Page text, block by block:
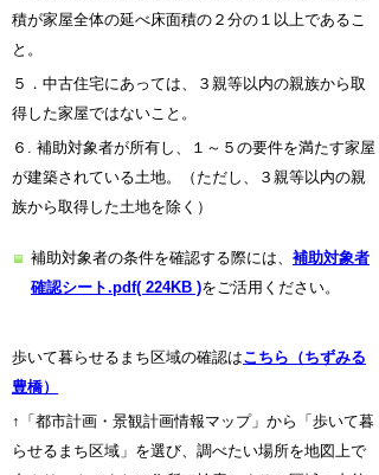
積が家屋全体の延べ床面積の２分の１以上であるこ
と。
５．中古住宅にあっては、３親等以内の親族から取
得した家屋ではないこと。
６. 補助対象者が所有し、１～５の要件を満たす家屋
が建築されている土地。（ただし、３親等以内の親
族から取得した土地を除く）
補助対象者の条件を確認する際には、 補助対象者
確認シート.pdf( 224KB )をご活用ください。
歩いて暮らせるまち区域の確認はこちら（ちずみる
豊橋）
↑「都市計画・景観計画情報マップ」から「歩いて暮
らせるまち区域」を選び、調べたい場所を地図上で